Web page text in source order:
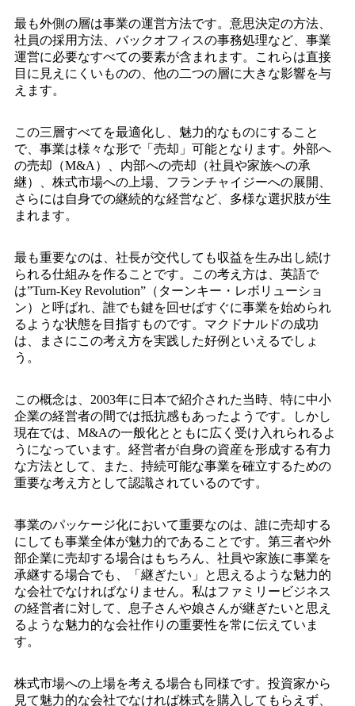
最も外側の層は事業の運営方法です。意思決定の方法、
社員の採用方法、バックオフィスの事務処理など、事業
運営に必要なすべての要素が含まれます。これらは直接
目に見えにくいものの、他の二つの層に大きな影響を与
えます。
この三層すべてを最適化し、魅力的なものにすること
で、事業は様々な形で「売却」可能となります。外部へ
の売却（M&A）、内部への売却（社員や家族への承
継）、株式市場への上場、フランチャイジーへの展開、
さらには自身での継続的な経営など、多様な選択肢が生
まれます。
最も重要なのは、社長が交代しても収益を生み出し続け
られる仕組みを作ることです。この考え方は、英語で
は”Turn-Key Revolution”（ターンキー・レボリューショ
ン）と呼ばれ、誰でも鍵を回せばすぐに事業を始められ
るような状態を目指すものです。マクドナルドの成功
は、まさにこの考え方を実践した好例といえるでしょ
う。
この概念は、2003年に日本で紹介された当時、特に中小
企業の経営者の間では抵抗感もあったようです。しかし
現在では、M&Aの一般化とともに広く受け入れられるよ
うになっています。経営者が自身の資産を形成する有力
な方法として、また、持続可能な事業を確立するための
重要な考え方として認識されているのです。
事業のパッケージ化において重要なのは、誰に売却する
にしても事業全体が魅力的であることです。第三者や外
部企業に売却する場合はもちろん、社員や家族に事業を
承継する場合でも、「継ぎたい」と思えるような魅力的
な会社でなければなりません。私はファミリービジネス
の経営者に対して、息子さんや娘さんが継ぎたいと思え
るような魅力的な会社作りの重要性を常に伝えていま
す。
株式市場への上場を考える場合も同様です。投資家から
見て魅力的な会社でなければ株式を購入してもらえず、